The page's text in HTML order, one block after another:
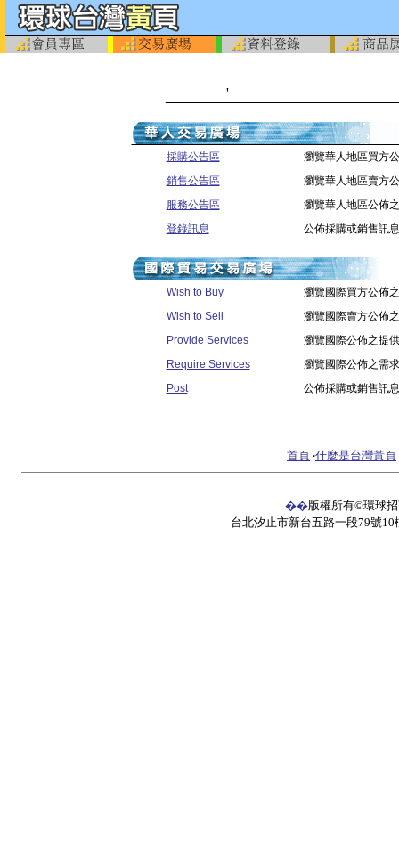
'
採購公告區
瀏覽華人地區買方
銷售公告區
瀏覽華人地區賣方
服務公告區
瀏覽華人地區公佈
登錄訊息
公佈採購或銷售訊
Wish to Buy
瀏覽國際買方公佈
Wish to Sell
瀏覽國際賣方公佈
Provide Services
瀏覽國際公佈之提
Require Services
瀏覽國際公佈之需
Post
公佈採購或銷售訊
首頁 ‧什麼是台灣黃頁
��版權所有©環球
台北汐止市新台五路一段79號10